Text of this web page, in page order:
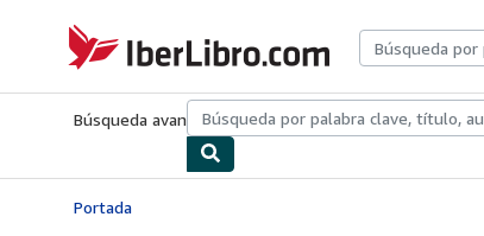
IberLibro.com
Búsqueda avanzadaColecciones Libros antiguosArte y
Portada